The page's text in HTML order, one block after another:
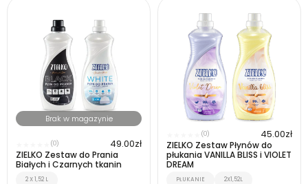
Brak w magazynie
(0) 49.00zł
ZIELKO Zestaw do Prania
Białych i Czarnych tkanin
2 X 1,52 L
(0) 45.00zł
ZIELKO Zestaw Płynów do
płukania VANILLA BLISS i VIOLET
DREAM
PŁUKANIE 2X1,52L